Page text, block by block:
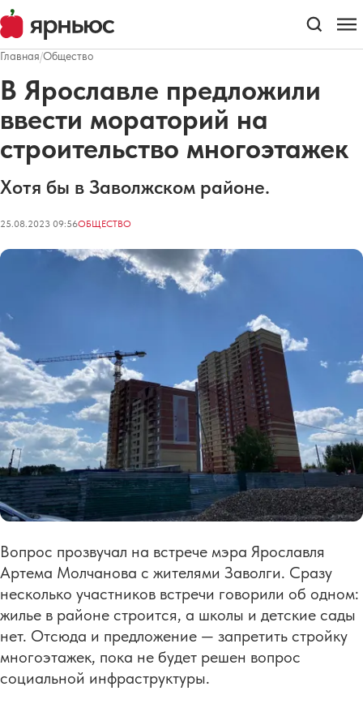
Главная/Общество
В Ярославле предложили
ввести мораторий на
строительство многоэтажек
Хотя бы в Заволжском районе.
25.08.2023 09:56ОБЩЕСТВО
Вопрос прозвучал на встрече мэра Ярославля
Артема Молчанова с жителями Заволги. Сразу
несколько участников встречи говорили об одном:
жилье в районе строится, а школы и детские сады
нет. Отсюда и предложение — запретить стройку
многоэтажек, пока не будет решен вопрос
социальной инфраструктуры.